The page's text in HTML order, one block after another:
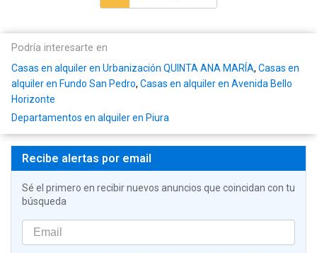
Podría interesarte en
Casas en alquiler en Urbanización QUINTA ANA MARÍA, Casas en
alquiler en Fundo San Pedro, Casas en alquiler en Avenida Bello
Horizonte
Departamentos en alquiler en Piura
Recibe alertas por email
Sé el primero en recibir nuevos anuncios que coincidan con tu
búsqueda